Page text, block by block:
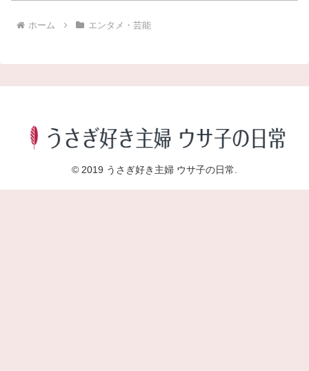
ホーム エンタメ・芸能
© 2019 うさぎ好き主婦 ウサ子の日常.